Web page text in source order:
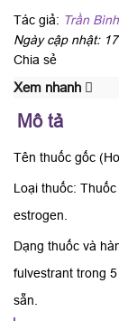
Tác giả: Trần Bình
Ngày cập nhật:
Chia sẻ
Xem nhanh
Mô tả
Tên thuốc gốc
Loại thuốc:
estrogen.
Dạng thuốc và
fulvestrant trong
sẵn.